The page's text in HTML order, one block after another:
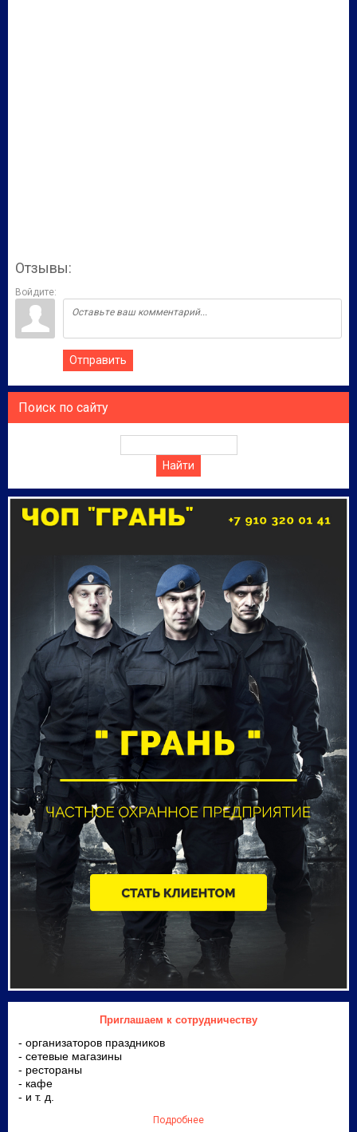
Отзывы:
Войдите:
Отправить
Поиск по сайту
Приглашаем к сотрудничеству
- организаторов праздников
- сетевые магазины
- рестораны
- кафе
- и т. д.
Подробнее